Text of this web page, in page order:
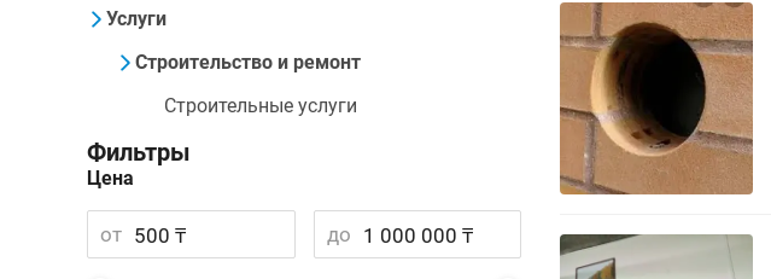
Услуги
Строительство и ремонт
Строительные услуги
Фильтры
Цена
от до